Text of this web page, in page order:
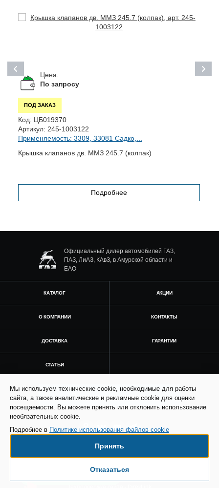
Цена:
По запросу
ПОД ЗАКАЗ
Код: ЦБ019370
Артикул: 245-1003122
Применяемость: 3309, 33081 Садко,...
Крышка клапанов дв. ММЗ 245.7 (колпак)
Подробнее
Официальный дилер автомобилей ГАЗ,
ПАЗ, ЛиАЗ, КАвЗ, в Амурской области и
ЕАО
КАТАЛОГ АКЦИИ
О КОМПАНИИ КОНТАКТЫ
ДОСТАВКА ГАРАНТИИ
СТАТЬИ
Получить консультацию
© Все права защищены. Информация сайта
Мы используем технические cookie, необходимые для работы
сайта, а также аналитические и рекламные cookie для оценки
посещаемости. Вы можете принять или отклонить использование
необязательных cookie.
Подробнее в Политике использования файлов cookie
Принять
Отказаться